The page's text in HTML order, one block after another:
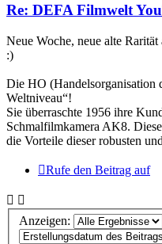
Re: DEFA Filmwelt
Neue Woche, neue alte
:)
Die HO (Handelsorganisation
Weltniveau“!
Sie überraschte 1956 ihre
Schmalfilmkamera AK8.
die Vorteile dieser robusten
Rufe den Beitrag auf
Anzeigen: